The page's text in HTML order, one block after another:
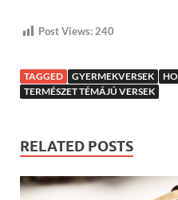
Post Views: 240
TAGGED GYERMEKVERSEK
TERMÉSZET TÉMÁJÚ VERSEK
RELATED POSTS